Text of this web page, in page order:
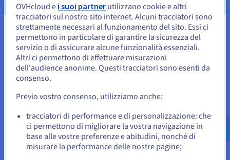
virtualizzazione. Per aumentare la propria
estensione geografica, l’azienda ha utilizzato la
vRackper collegare soluzioni ospitate nell’intera
rete mondiale OVHcloud: 32 datacenter e 34 PoP.
Questo consentiva di utilizzare le risorse
adattandosi alle esigenze dei clienti in tutte le
Inoltre, forniva solide basi per una futura
espansione verso nuovi mercati.
Per consentire una maggiore crescita in futuro, è
stato implementatoVMware Sphere, in modo che
Sembra che la tua localizzazione sia
Stati Uniti
Per effettuare un ordine da Stati Uniti, è necessario accedere al
sito web del Paese e creare un account.
Vai al sito Stati Uniti
us.ovhcloud.com/
Inglese USD - $
o
OVHcloud ei suoi partnerutilizzano cookie e altri
tracciatori sul nostro sito internet. Alcuni tracciatori sono
strettamente necessari al funzionamento del sito. Essi ci
permettono in particolare di garantire la sicurezza del
servizio o di assicurare alcune funzionalità essenziali.
Altri ci permettono di effettuare misurazioni
dell'audience anonime. Questi tracciatori sono esenti da
consenso.
Previo vostro consenso, utilizziamo anche:
tracciatori di performance e di personalizzazione: che
ci permettono di migliorare la vostra navigazione in
base alle vostre preferenze e abitudini, nonché di
misurare la performance delle nostre pagine;